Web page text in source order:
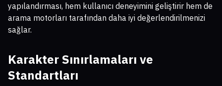
yapılandırması, hem kullanıcı deneyimini geliştirir hem de
arama motorları tarafından daha iyi değerlendirilmenizi
sağlar.
Karakter Sınırlamaları ve
Standartları